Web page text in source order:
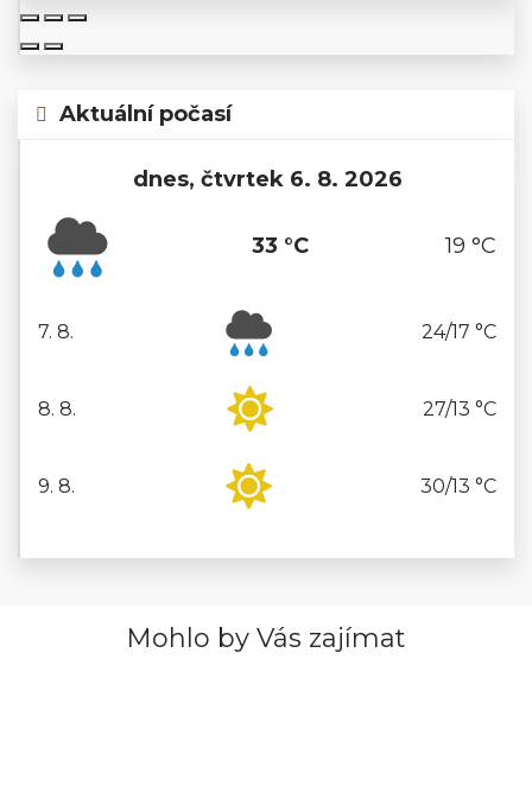
Aktuální počasí
dnes, čtvrtek 6. 8. 2026
33 °C 19 °C
pátek
7. 8. 24/17 °C
sobota
8. 8. 27/13 °C
neděle
9. 8. 30/13 °C
Mohlo by Vás zajímat